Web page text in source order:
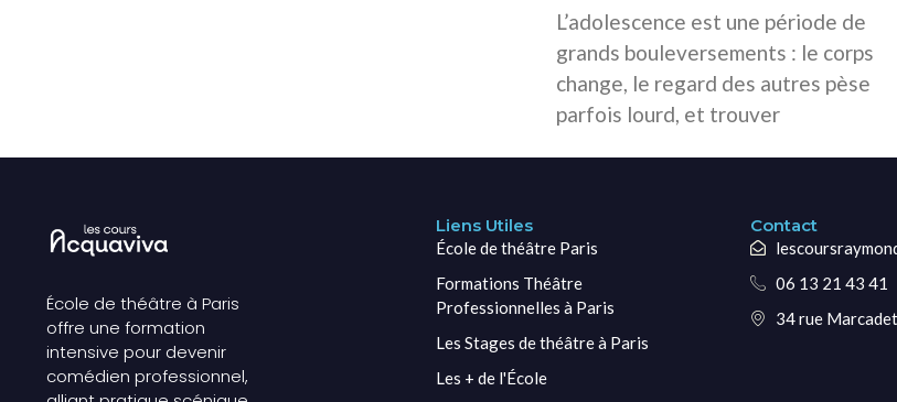
L’adolescence est une période de
grands bouleversements : le corps
change, le regard des autres pèse
parfois lourd, et trouver
École de théâtre à Paris
offre une formation
intensive pour devenir
comédien professionnel,
Liens Utiles
École de théâtre Paris
Formations Théâtre
Professionnelles à Paris
Les Stages de théâtre à Paris
Les + de l'École
Contact
06 13 21 43 41
34 rue